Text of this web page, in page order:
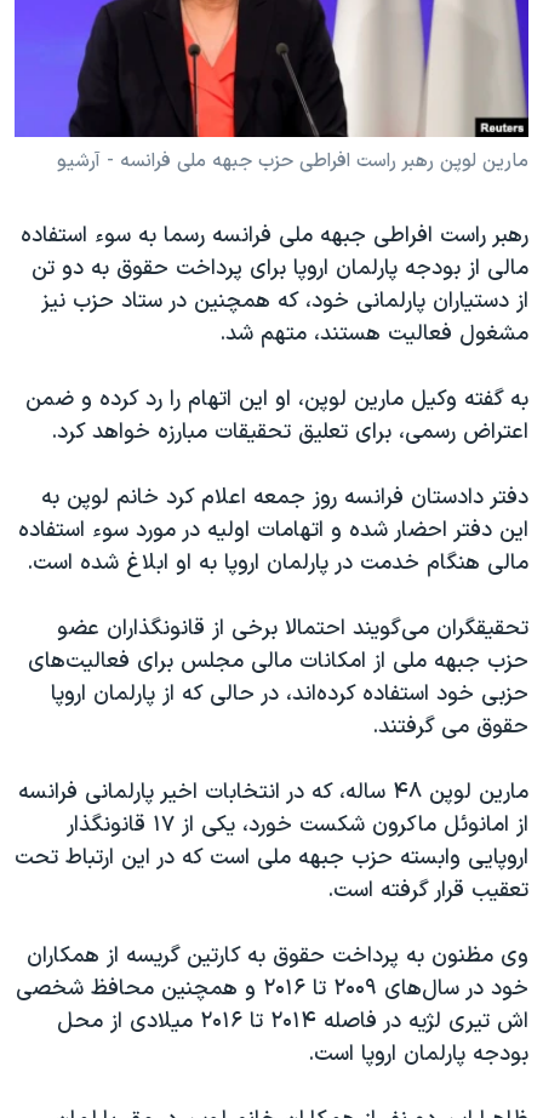
فرهنگ و زندگی
حقوق شهروندی
علم و فناوری
گالری عکس
آرشیو پخش زنده
انتخابات ریاست جمهوری آمریکا ۲۰۲۴
حمله جمهوری اسلامی به اسرائیل
رمز مهسا
اعتراضات زن، زندگی، آزادی
مجموعه مستندهای دادخواهی
تریبونال مردمی آبان ۹۸
چهل سال گروگان‌گیری
اعتراضات مردمی آبان ۹۸
اسرائیل در جنگ
همایش محافظه‌کاران آمریکا «سی‌پک»
صفحه‌های ویژه
سفر پرزیدنت ترامپ به چین
دنبال کنید
مارین لوپن رهبر راست افراطی حزب جبهه ملی فرانسه - آرشیو
رهبر راست افراطی جبهه ملی فرانسه رسما به سوء استفاده
مالی از بودجه پارلمان اروپا برای پرداخت حقوق به دو تن
از دستیاران پارلمانی خود، که همچنین در ستاد حزب نیز
مشغول فعالیت هستند، متهم شد.
به گفته وکیل مارین لوپن، او این اتهام را رد کرده و ضمن
اعتراض رسمی، برای تعلیق تحقیقات مبارزه خواهد کرد.
دفتر دادستان فرانسه روز جمعه اعلام کرد خانم لوپن به
این دفتر احضار شده و اتهامات اولیه در مورد سوء استفاده
مالی هنگام خدمت در پارلمان اروپا به او ابلاغ شده است.
تحقیقگران می‌گویند احتمالا برخی از قانونگذاران عضو
حزب جبهه ملی از امکانات مالی مجلس برای فعالیت‌های
حزبی خود استفاده کرده‌اند، در حالی که از پارلمان اروپا
حقوق می گرفتند.
مارین لوپن ۴۸ ساله، که در انتخابات اخیر پارلمانی فرانسه
از امانوئل ماکرون شکست خورد، یکی از ۱۷ قانونگذار
اروپایی وابسته حزب جبهه ملی است که در این ارتباط تحت
تعقیب قرار گرفته است.
وی مظنون به پرداخت حقوق به کارتین گریسه از همکاران
خود در سال‌های ۲۰۰۹ تا ۲۰۱۶ و همچنین محافظ شخصی
اش تیری لژیه در فاصله ۲۰۱۴ تا ۲۰۱۶ میلادی از محل
بودجه پارلمان اروپا است.